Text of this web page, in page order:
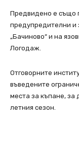
Предвидено е също
предупредителни и
„Бачиново“ и на
Логодаж.
Отговорните
въведените
места за къпане, за
летния сезон.